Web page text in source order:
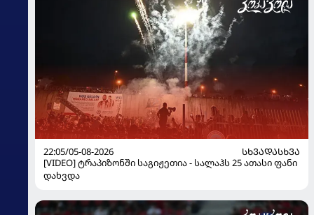
22:05/05-08-2026
ᲡᲮᲕᲐᲓᲐᲡᲮᲕᲐ
[VIDEO] ტრაპიზონში საგიჟეთია - სალაჰს 25 ათასი ფანი
დახვდა